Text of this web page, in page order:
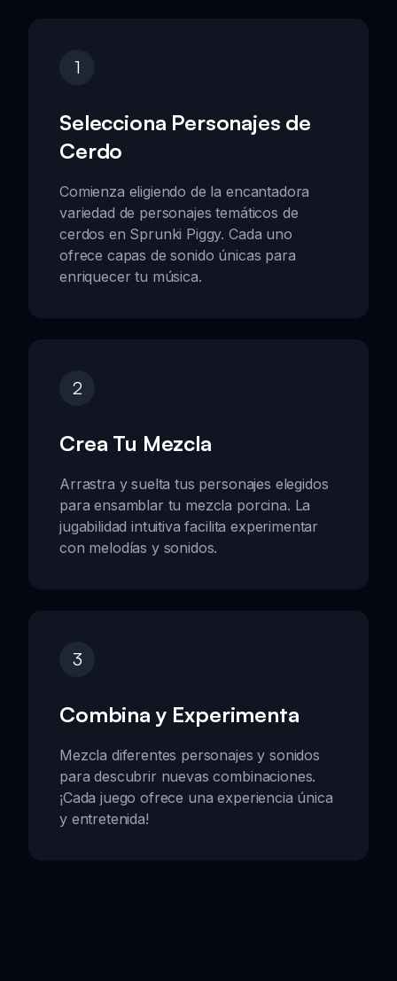
1
Selecciona Personajes de
Cerdo
Comienza eligiendo de la encantadora
variedad de personajes temáticos de
cerdos en Sprunki Piggy. Cada uno
ofrece capas de sonido únicas para
enriquecer tu música.
2
Crea Tu Mezcla
Arrastra y suelta tus personajes elegidos
para ensamblar tu mezcla porcina. La
jugabilidad intuitiva facilita experimentar
con melodías y sonidos.
3
Combina y Experimenta
Mezcla diferentes personajes y sonidos
para descubrir nuevas combinaciones.
¡Cada juego ofrece una experiencia única
y entretenida!